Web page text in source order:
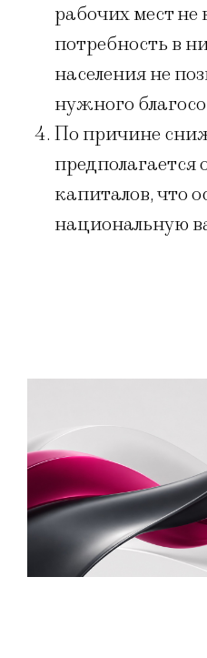
рабочих мест не
потребность в
населения не
нужного
По причине
капиталов, что
национальную